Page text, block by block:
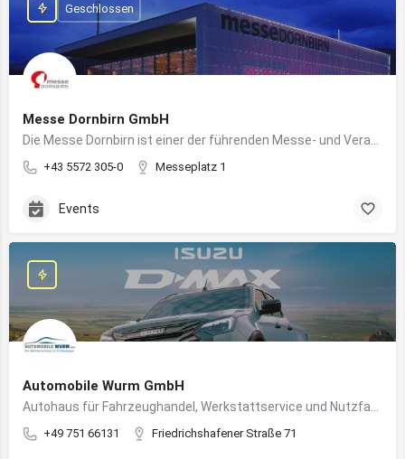
Messe Dornbirn GmbH
+43 5572 305-0 Messeplatz 1
Geschlossen
Events
Automobile Wurm GmbH
+49 751 66131 Friedrichshafener Straße 71